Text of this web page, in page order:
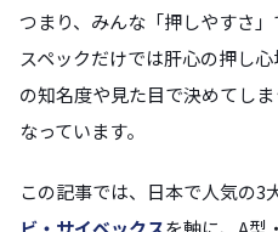
つまり、みんな「押しやすさ
スペックだけでは肝心の押し
の知名度や見た目で決めてし
なっています。
この記事では、日本で人気の3